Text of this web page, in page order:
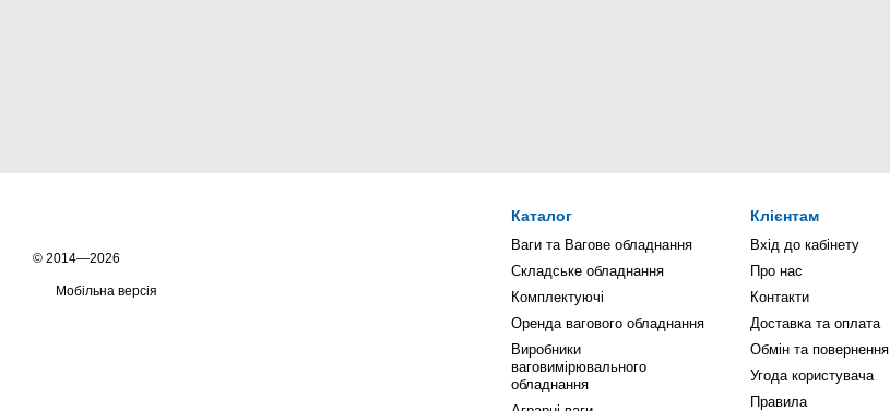
© 2014—2026
Мобільна версія
Каталог
Ваги та Вагове обладнання
Складське обладнання
Комплектуючі
Оренда вагового обладнання
Виробники
ваговимірювального
обладнання
Клієнтам
Вхід до кабінету
Про нас
Контакти
Доставка та оплата
Обмін та повернення
Угода користувача
Правила